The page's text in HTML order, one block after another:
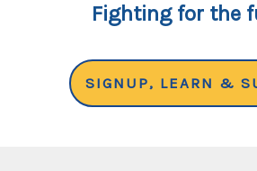
Fighting for the
SIGNUP, LEARN &